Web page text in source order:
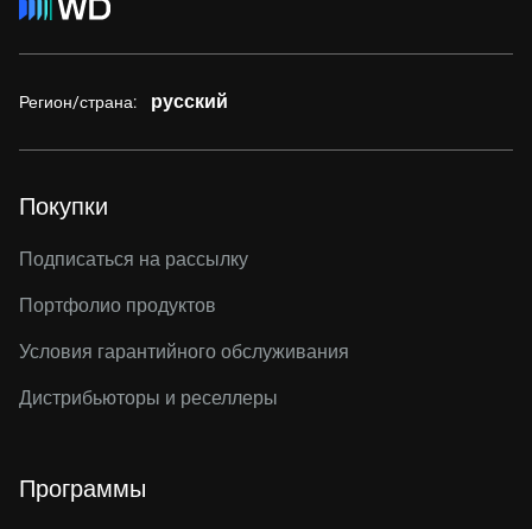
Регион/страна: русский
Покупки
Подписаться на рассылку
Портфолио продуктов
Условия гарантийного обслуживания
Дистрибьюторы и реселлеры
Программы